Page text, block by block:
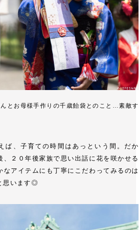
んとお母様手作りの千歳飴袋とのこと…素敵す
ば、子育ての時間はあっという間。だか
、２０年後家族で思い出話に花を咲かせる
なアイテムにも丁寧にこだわってみるのは
思います◎